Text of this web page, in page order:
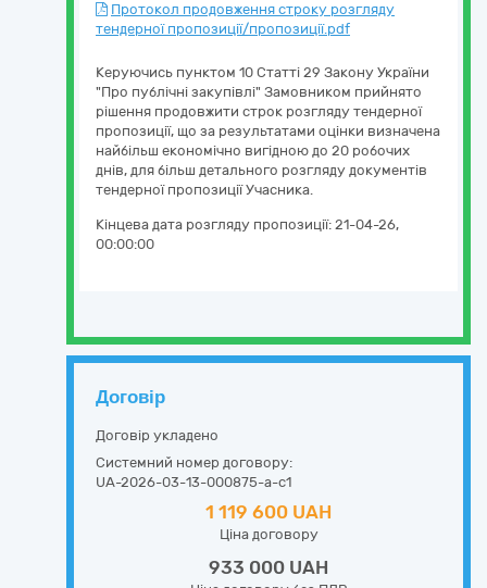
Протокол продовження строку розгляду
тендерної пропозиції/пропозиції.pdf
Керуючись пунктом 10 Статті 29 Закону України
"Про публічні закупівлі" Замовником прийнято
рішення продовжити строк розгляду тендерної
пропозиції, що за результатами оцінки визначена
найбільш економічно вигідною до 20 робочих
днів, для більш детального розгляду документів
тендерної пропозиції Учасника.
Кінцева дата розгляду пропозиції: 21-04-26,
00:00:00
Договір
Договір укладено
Системний номер договору:
UA-2026-03-13-000875-a-c1
1 119 600 UAH
Ціна договору
933 000 UAH